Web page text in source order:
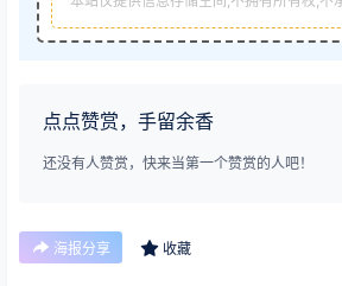
点点赞赏，手留余香
还没有人赞赏，快来当第一个赞赏的人吧！
海报分享 收藏